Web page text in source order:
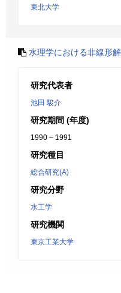
東北大学
水理学における非線形
研究代表者
池田 駿介
研究期間 (年度)
1990 – 1991
研究種目
総合研究(A)
研究分野
水工学
研究機関
東京工業大学